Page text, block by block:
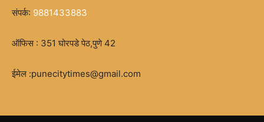
संपर्क: 9881433883
ऑफिस : 351 घोरपडे पेठ,पुणे 42
ईमेल :punecitytimes@gmail.com